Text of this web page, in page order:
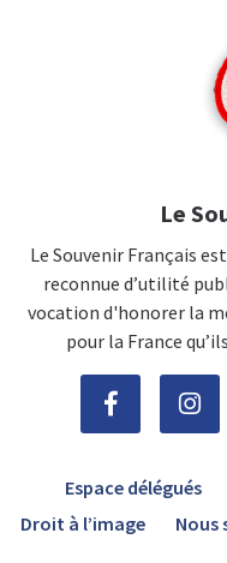
Le
Le Souvenir Français
reconnue d’utilité
vocation d'honorer la
pour la France
Espace délégués
Droit à l’image
Nous